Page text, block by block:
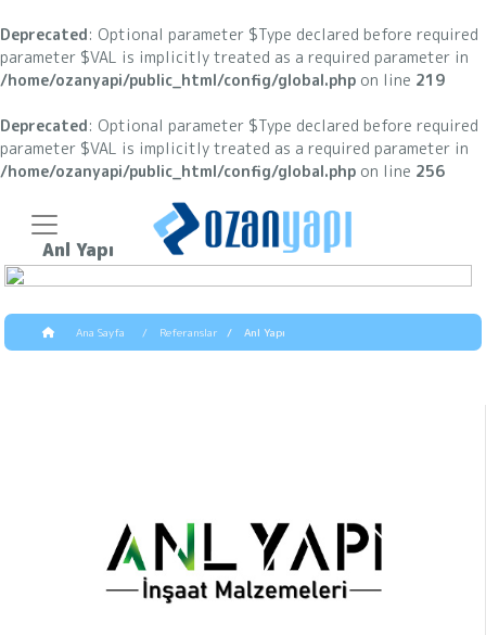
Deprecated: Optional parameter $Type declared before required
parameter $VAL is implicitly treated as a required parameter in
/home/ozanyapi/public_html/config/global.php on line 219
Deprecated: Optional parameter $Type declared before required
parameter $VAL is implicitly treated as a required parameter in
/home/ozanyapi/public_html/config/global.php on line 256
Anl Yapı
Ana Sayfa Referanslar Anl Yapı